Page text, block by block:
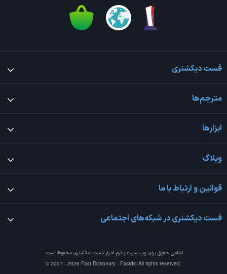
فست دیکشنری
مترجم‌ها
ابزارها
وبلاگ
قوانین و ارتباط با ما
فست دیکشنری در شبکه‌های اجتماعی
تمامی حقوق برای وب سایت و نرم افزارفست دیکشنری محفوظ است.
© 2007 - 2026 Fast Dictionary - Fastdic All rights reserved.